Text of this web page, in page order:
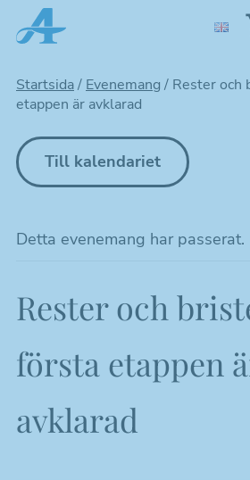
Hoppa
till
Startsida/ Evenemang / Rester och
etappen är avklarad
Till kalendariet
Detta evenemang har passerat.
Rester och
första etappen
avklarad